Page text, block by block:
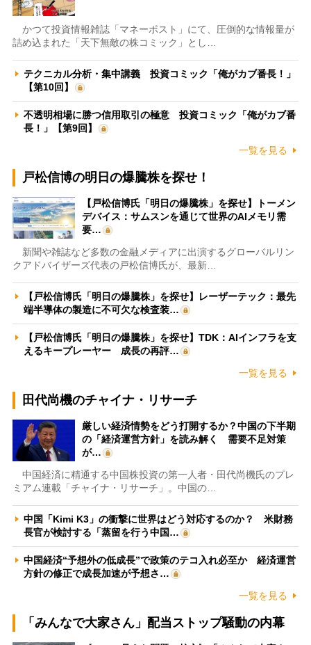
かつて投資情報雑誌「マネーポスト」にて、圧倒的な情報量が
詰め込まれた「天下無敵の株コミック」とし…
テクニカル分析・集中講義 投資コミック「俺がカブ番長！」
【第10回】
不透明相場に勝つ信用取引の極意 投資コミック「俺がカブ番
長！」【第9回】
一覧を見る
戸松信博の明日の爆騰株を探せ！
【戸松信博氏「明日の爆騰株」を探せ】トーメン
デバイス：サムスンを通じて世界のAIメモリ需
要…
新聞や雑誌など多数の金融メディアに出演するグローバルリン
クアドバイザーズ代表の戸松信博氏が、最新…
【戸松信博氏「明日の爆騰株」を探せ】レーザーテック：最先
端半導体の製造に不可欠な検査装…
【戸松信博氏「明日の爆騰株」を探せ】TDK：AIインフラを支
えるキープレーヤー 成長の再評…
一覧を見る
田代尚機のチャイナ・リサーチ
厳しい経済情勢をどう打開するか？中国の下半期
の「経済運営方針」を読み解く 需要不足対策
が…
中国経済に精通する中国株投資の第一人者・田代尚機氏のプレ
ミアム連載「チャイナ・リサーチ」。中国の…
中国「Kimi K3」の衝撃に世界はどう対応するのか？ 米財務
長官が検討する「蒸留を行う中国…
中国経済“予想外の低成長”で政策のテコ入れ必至か 経済運営
方針の修正で成長加速が予想さ…
一覧を見る
「みんなで大家さん」配当ストップ騒動の内幕